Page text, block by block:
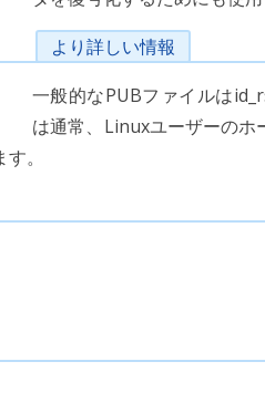
より詳しい情報
一般的なPUBファイルは
は通常、Linuxユーザーのホ
。